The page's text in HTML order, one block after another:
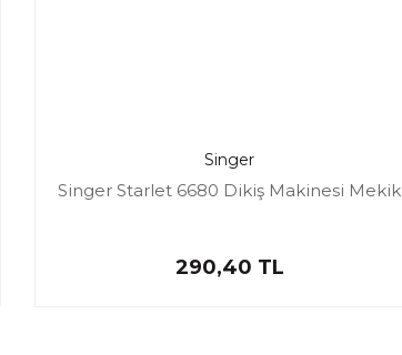
Singer
Singer Starlet 6680 Dikiş Makinesi Mekik
290,40 TL